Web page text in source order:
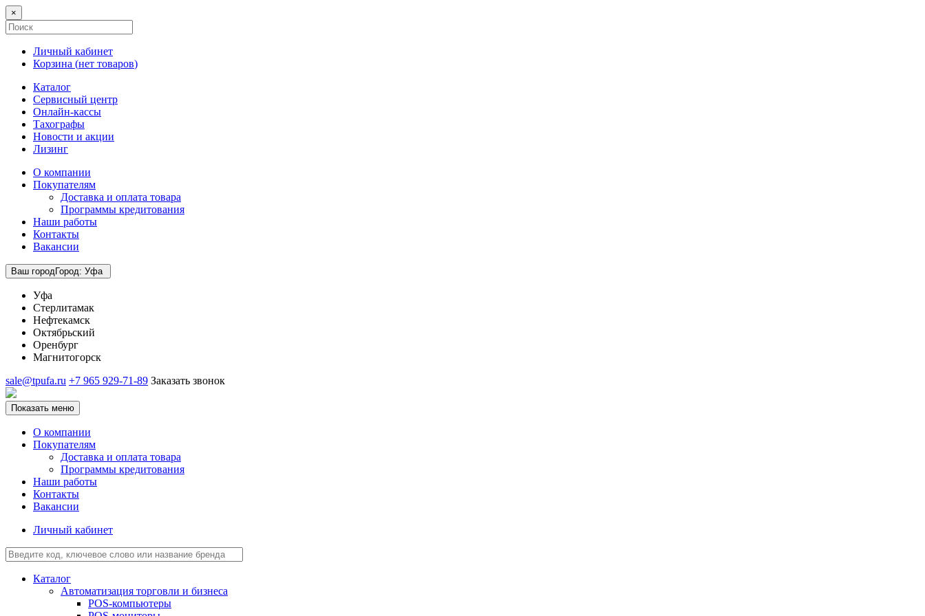
×
Личный кабинет
Корзина (нет товаров)
Каталог
Сервисный центр
Онлайн-кассы
Тахографы
Новости и акции
Лизинг
О компании
Покупателям
Доставка и оплата товара
Программы кредитования
Наши работы
Контакты
Вакансии
Ваш городГород: Уфа
Уфа
Стерлитамак
Нефтекамск
Октябрьский
Оренбург
Магнитогорск
sale@tpufa.ru +7 965 929-71-89 Заказать звонок
Показать меню
О компании
Покупателям
Доставка и оплата товара
Программы кредитования
Наши работы
Контакты
Вакансии
Личный кабинет
Каталог
Автоматизация торговли и бизнеса
POS-компьютеры